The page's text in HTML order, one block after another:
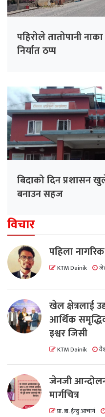
पहिरोले तातोपानी
निर्यात ठप्प
बिदाको दिन प्रशासन
बनाउन सहज
विचार
पहिला
KTM Dainik
खेल क्षेत्रलाई
आर्थिक
इश्वर जिसी
KTM Dainik
जेनजी
मार्गचित्र
प्रा. डा. ईन्दु आचार्य